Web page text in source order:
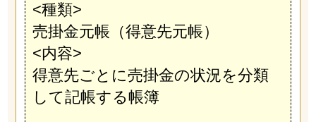
<種類>
売掛金元帳（得意先元帳）
<内容>
得意先ごとに売掛金の状況を分類
して記帳する帳簿